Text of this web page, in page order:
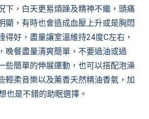
下，白天更易煩躁及精神不繼，頭痛
顯，有時也會造成血壓上升或是胸悶
得好，盡量讓室溫維持24度C左右，
晚餐盡量清爽簡單，不要過油或過
些簡單的伸展運動，也可以搭配泡澡
輕柔音樂以及薰香天然精油香氣，加
也是不錯的助眠選擇。